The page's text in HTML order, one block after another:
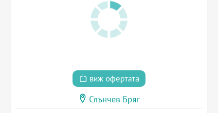
виж офертата
Слънчев Бряг